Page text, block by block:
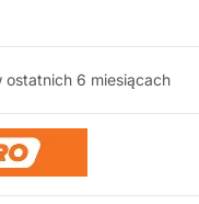
ostatnich 6 miesiącach